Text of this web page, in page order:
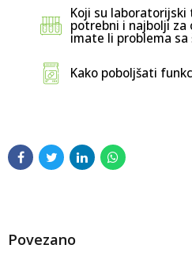
Debela crvena koža na
stopalima
Osteoporoza
najvažniji testovi štitnjače za
Svih pet!
Koji su laboratorijski
potrebni i najbolji za
imate li problema
Kako poboljšati
Povezano